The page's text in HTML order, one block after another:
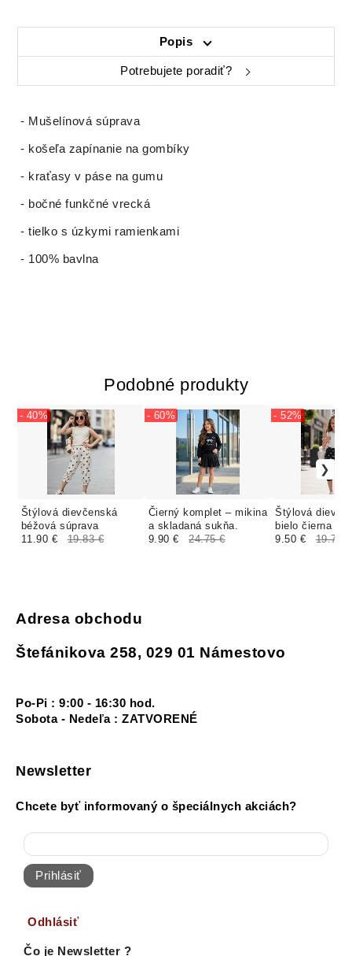
Popis
Potrebujete poradiť?
- Mušelínová súprava
- košeľa zapínanie na gombíky
- kraťasy v páse na gumu
- bočné funkčné vrecká
- tielko s úzkymi ramienkami
- 100% bavlna
Podobné produkty
Štýlová dievčenská
béžová súprava
- 40%
11.90 € 19.83 €
Čierný komplet – mikina
a skladaná sukňa.
- 60%
9.90 € 24.75 €
Štýlová
bielo čierna
- 52%
9.50 € 19.79 €
Adresa obchodu
Štefánikova 258, 029 01 Námestovo
Po-Pi : 9:00 - 16:30 hod.
Sobota - Nedeľa : ZATVORENÉ
Newsletter
Chcete byť informovaný o špeciálnych akciách?
Prihlásiť
Odhlásiť
Čo je Newsletter ?